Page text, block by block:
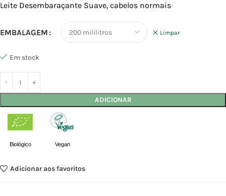
Leite Desembaraçante Suave, cabelos normais
EMBALAGEM Limpar
Em stock
ADICIONAR
Biológico Vegan
Adicionar aos favoritos